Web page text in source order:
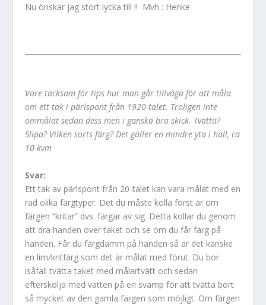
Nu önskar jag stort lycka till !! Mvh : Henke
Vore tacksam för tips hur man går tillväga för att måla
om ett tak i pärlspont från 1920-talet. Troligen inte
ommålat sedan dess men i ganska bra skick. Tvätta?
Slipa? Vilken sorts färg? Det gäller en mindre yta i hall, ca
10 kvm
Svar:
Ett tak av pärlspont från 20-talet kan vara målat med en
rad olika färgtyper. Det du måste kolla först är om
färgen ”kritar” dvs. färgar av sig. Detta kollar du genom
att dra handen över taket och se om du får färg på
handen. Får du färgdamm på handen så är det kanske
en lim/kritfärg som det är målat med förut. Du bör
isåfall tvätta taket med målartvätt och sedan
efterskölja med vatten på en svamp för att tvätta bort
så mycket av den gamla färgen som möjligt. Om färgen